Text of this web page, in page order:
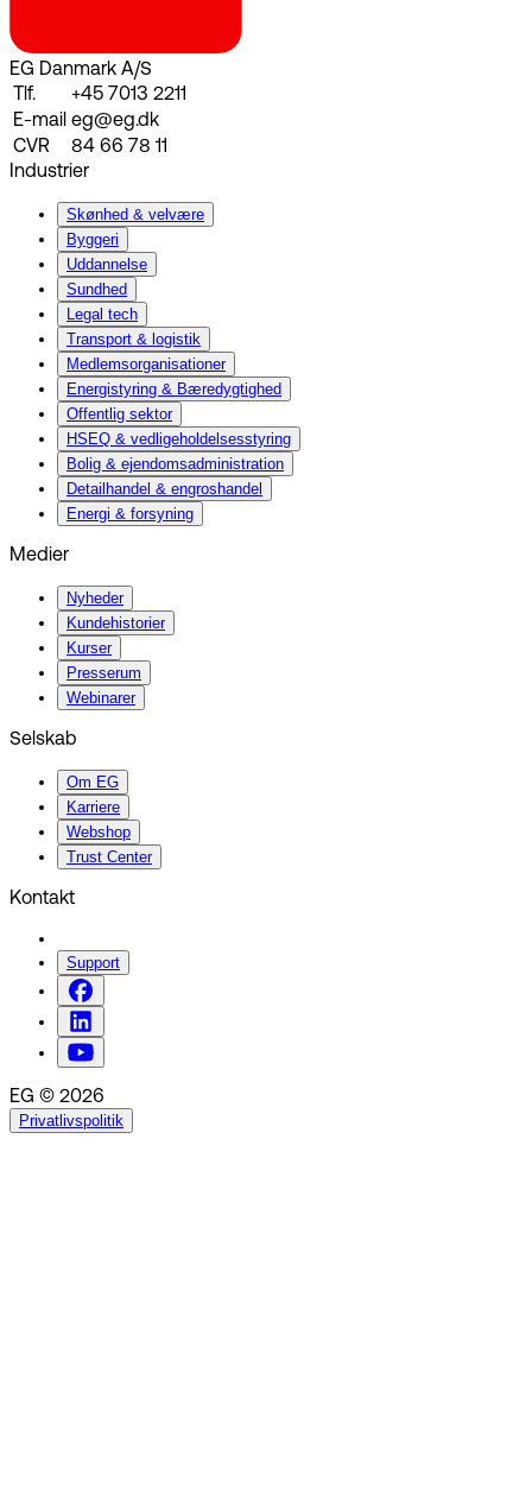
EG Danmark A/S
Tlf.
+45 7013 2211
E-mail eg@eg.dk
CVR
84 66 78 11
Industrier
Skønhed & velvære
Byggeri
Uddannelse
Sundhed
Legal tech
Transport & logistik
Medlemsorganisationer
Energistyring & Bæredygtighed
Offentlig sektor
HSEQ & vedligeholdelsesstyring
Bolig & ejendomsadministration
Detailhandel & engroshandel
Energi & forsyning
Medier
Nyheder
Kundehistorier
Kurser
Presserum
Webinarer
Selskab
Om EG
Karriere
Webshop
Trust Center
Kontakt
Support
EG © 2026
Privatlivspolitik